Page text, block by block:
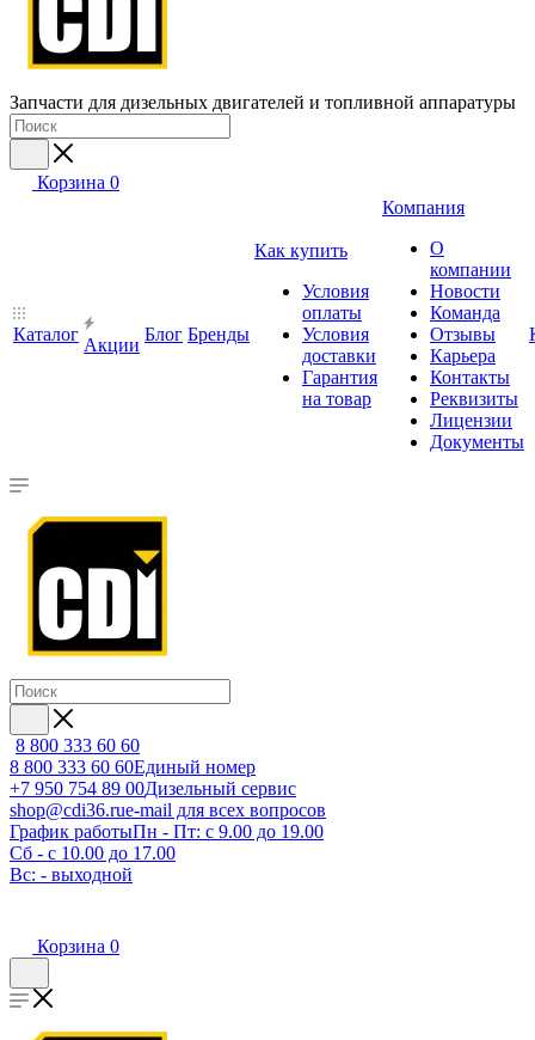
Запчасти для дизельных двигателей и топливной аппаратуры
Корзина 0
Каталог
Акции
Блог Бренды
Как купить
Условия
оплаты
Условия
доставки
Гарантия
на товар
Компания
О
компании
Новости
Команда
Отзывы
Карьера
Контакты
Реквизиты
Лицензии
Документы
8 800 333 60 60
8 800 333 60 60Единый номер
+7 950 754 89 00Дизельный сервис
shop@cdi36.rue-mail для всех вопросов
График работыПн - Пт: с 9.00 до 19.00
Сб - с 10.00 до 17.00
Вс: - выходной
Корзина 0